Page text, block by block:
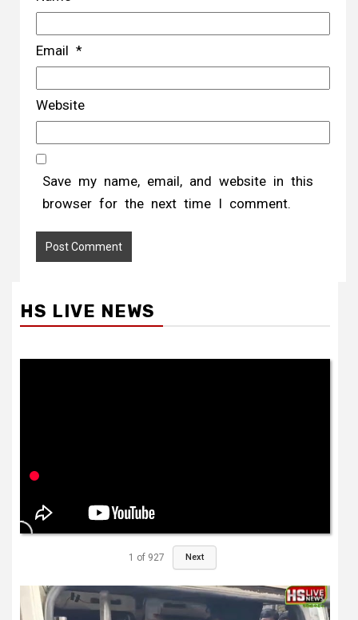
Email *
Website
Save my name, email, and website in this
browser for the next time I comment.
HS LIVE NEWS
1 of 927 Next